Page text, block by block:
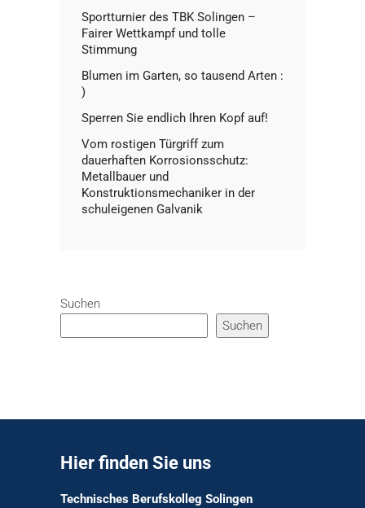
Sportturnier des TBK Solingen –
Fairer Wettkampf und tolle
Stimmung
Blumen im Garten, so tausend Arten :
)
Sperren Sie endlich Ihren Kopf auf!
Vom rostigen Türgriff zum
dauerhaften Korrosionsschutz:
Metallbauer und
Konstruktionsmechaniker in der
schuleigenen Galvanik
Suchen
Suchen
Hier finden Sie uns
Technisches Berufskolleg Solingen